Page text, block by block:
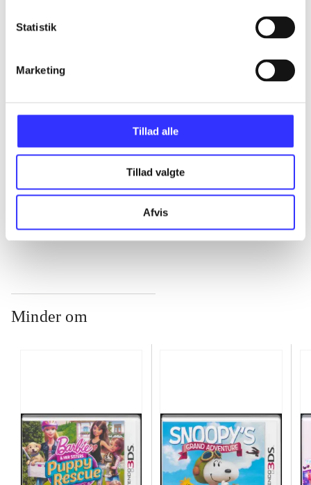
Statistik
Marketing
Tillad alle
Tillad valgte
Afvis
...
...
Minder om